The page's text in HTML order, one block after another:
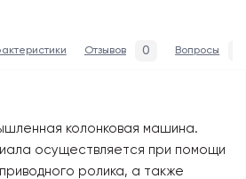
Отзывов 0 Вопросы
колонковая машина.
осуществляется при помощи
ролика, а также